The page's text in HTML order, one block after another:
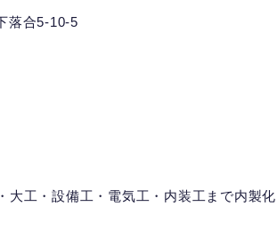
落合5-10-5
大工・設備工・電気工・内装工まで内製